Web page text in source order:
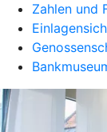
Zahlen und